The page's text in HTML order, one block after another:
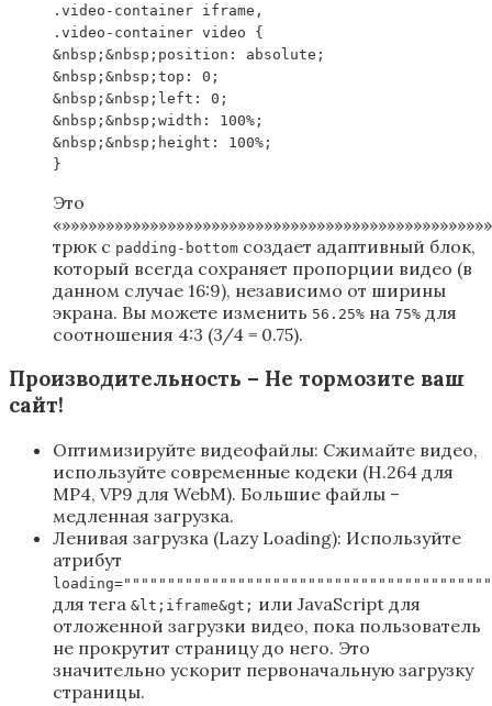
.video-container iframe,
.video-container video {
&nbsp;&nbsp;position: absolute;
&nbsp;&nbsp;top: 0;
&nbsp;&nbsp;left: 0;
&nbsp;&nbsp;width: 100%;
&nbsp;&nbsp;height: 100%;
}
Это
трюк с padding-bottom создает адаптивный блок,
который всегда сохраняет пропорции видео (в
данном случае 16:9), независимо от ширины
экрана. Вы можете изменить 56.25% на 75% для
соотношения 4:3 (3/4 = 0.75).
Производительность – Не тормозите ваш
сайт!
Оптимизируйте видеофайлы: Сжимайте видео,
используйте современные кодеки (H.264 для
MP4, VP9 для WebM). Большие файлы –
медленная загрузка.
Ленивая загрузка (Lazy Loading): Используйте
атрибут
для тега &lt;iframe&gt; или JavaScript для
отложенной загрузки видео, пока пользователь
не прокрутит страницу до него. Это
значительно ускорит первоначальную загрузку
страницы.